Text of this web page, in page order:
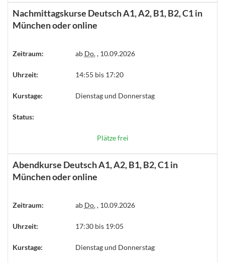
Nachmittagskurse Deutsch A1, A2, B1, B2, C1 in
München oder online
Zeitraum: ab Do., 10.09.2026
Uhrzeit: 14:55 bis 17:20
Kurstage: Dienstag und Donnerstag
Status:
Plätze frei
Abendkurse Deutsch A1, A2, B1, B2, C1 in
München oder online
Zeitraum: ab Do., 10.09.2026
Uhrzeit: 17:30 bis 19:05
Kurstage: Dienstag und Donnerstag